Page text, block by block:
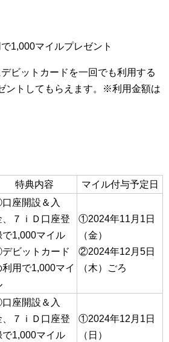
1,000マイルプレゼント
ビットカードを一回でも利用する
ントしてもらえます。※利用金額は
特典内容 マイル付与予定日
座開設＆入
、７ｉＤ口座登
で1,000マイル
ビットカード
利用で1,000マイ
①2024年11月1日
（金）
②2024年12月5日
（木）ごろ
座開設＆入
、７ｉＤ口座登
で1,000マイル
①2024年12月1日
（日）